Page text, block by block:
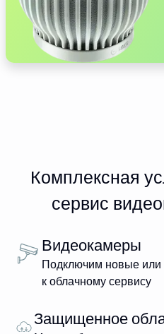
Комплексная
сервис
Видеокамеры
Подключим новые
к облачному сервису
Защищенное